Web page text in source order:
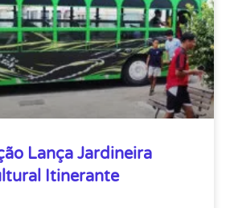
Lança Jardineira
Itinerante